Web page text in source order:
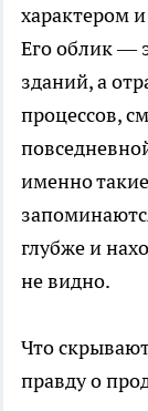
характером
Его облик —
зданий, а
процессов,
именно
глубже и
не видно.
Что
правду о